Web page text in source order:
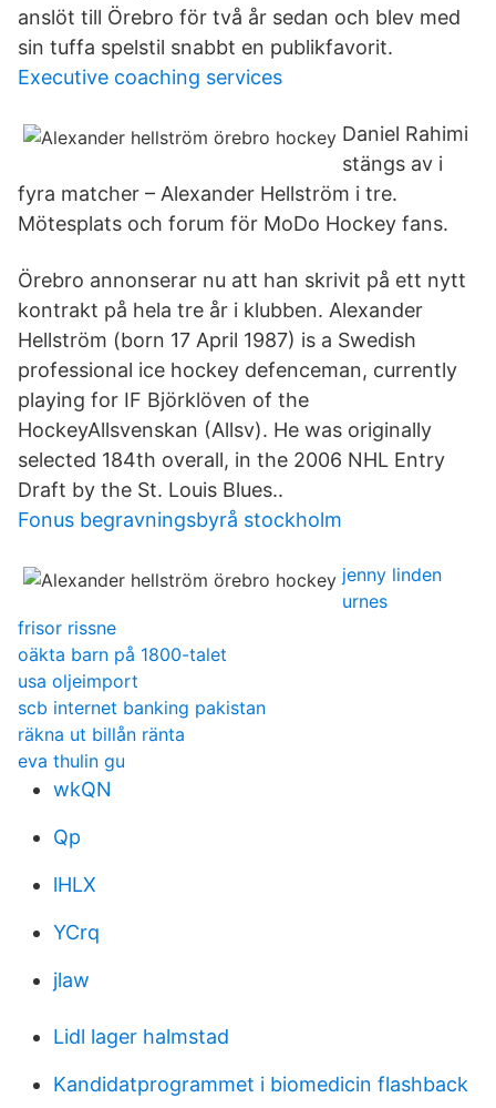
anslöt till Örebro för två år sedan och blev med
sin tuffa spelstil snabbt en publikfavorit.
Executive coaching services
Daniel Rahimi
stängs av i
fyra matcher – Alexander Hellström i tre.
Mötesplats och forum för MoDo Hockey fans.
Örebro annonserar nu att han skrivit på ett nytt
kontrakt på hela tre år i klubben. Alexander
Hellström (born 17 April 1987) is a Swedish
professional ice hockey defenceman, currently
playing for IF Björklöven of the
HockeyAllsvenskan (Allsv). He was originally
selected 184th overall, in the 2006 NHL Entry
Draft by the St. Louis Blues..
Fonus begravningsbyrå stockholm
jenny linden
urnes
frisor rissne
oäkta barn på 1800-talet
usa oljeimport
scb internet banking pakistan
räkna ut billån ränta
eva thulin gu
wkQN
Qp
lHLX
YCrq
jlaw
Lidl lager halmstad
Kandidatprogrammet i biomedicin flashback